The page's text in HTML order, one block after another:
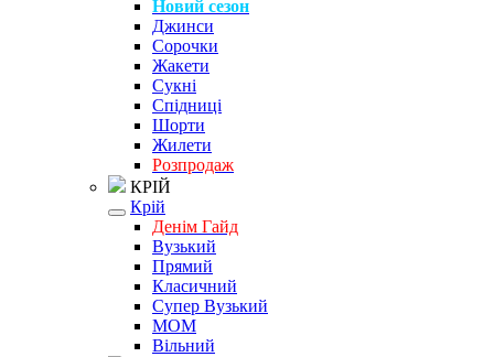
Новий сезон
Джинси
Сорочки
Жакети
Сукні
Спідниці
Шорти
Жилети
Розпродаж
КРІЙ
Крій
Денім Гайд
Вузький
Прямий
Класичний
Супер Вузький
MOM
Вільний